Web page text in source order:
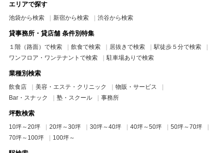
エリアで探す
池袋から検索 新宿から検索 渋谷から検索
貸事務所・貸店舗 条件別特集
１階（路面）で検索 飲食で検索 居抜きで検索
駅徒歩５分で検索
ワンフロア・ワンテナントで検索
駐車場ありで検索
業種別検索
飲食店 美容・エステ・クリニック
物販・サービス
Bar・スナック
塾・スクール 事務所
坪数検索
10坪～20坪 20坪～30坪 30坪～40坪 40坪～50坪
50坪～70坪
70坪～100坪
100坪～